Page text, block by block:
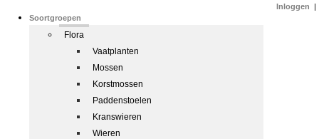
Soortgroepen
Flora
Vaatplanten
Mossen
Korstmossen
Paddenstoelen
Kranswieren
Wieren
Inloggen |